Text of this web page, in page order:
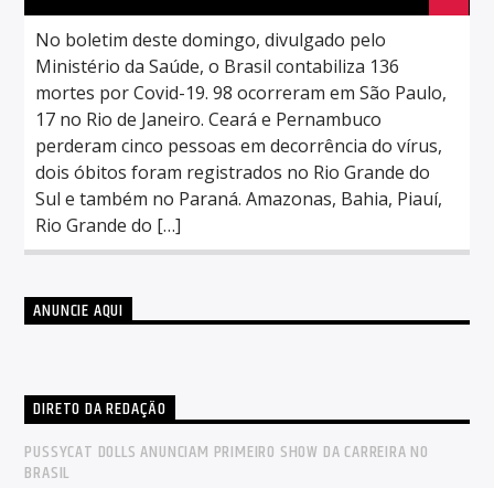
No boletim deste domingo, divulgado pelo
Ministério da Saúde, o Brasil contabiliza 136
mortes por Covid-19. 98 ocorreram em São Paulo,
17 no Rio de Janeiro. Ceará e Pernambuco
perderam cinco pessoas em decorrência do vírus,
dois óbitos foram registrados no Rio Grande do
Sul e também no Paraná. Amazonas, Bahia, Piauí,
Rio Grande do […]
ANUNCIE AQUI
DIRETO DA REDAÇÃO
PUSSYCAT DOLLS ANUNCIAM PRIMEIRO SHOW DA CARREIRA NO
BRASIL